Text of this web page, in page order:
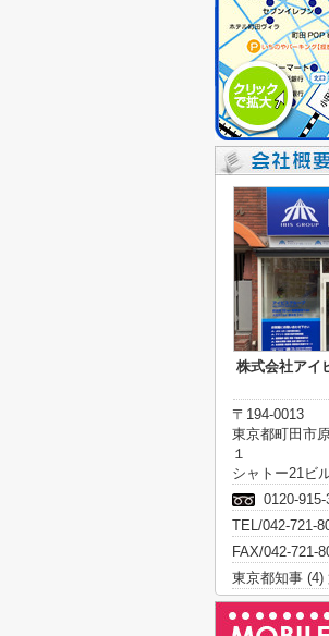
株式会社アイ
〒194-0013
東京都町田市
１
シャトー21ビ
0120-915-
TEL/042-721-
FAX/042-721-
東京都知事 (4)